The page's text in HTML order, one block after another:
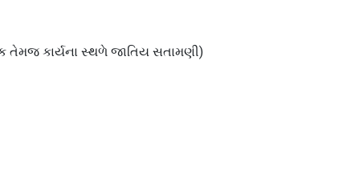
તેમજ કાર્યના સ્થળે જાતિય સતામણી)